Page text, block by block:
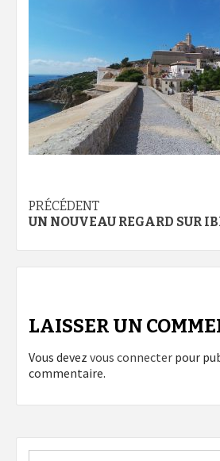
Navigation
PRÉCÉDENT
UN NOUVEAU REGARD SUR
LAISSER UN
Vous devez vous connecter pour
commentaire.